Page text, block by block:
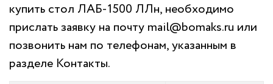
купить стол ЛАБ-1500 ЛЛн, необходимо
прислать заявку на почту mail@bomaks.ru или
позвонить нам по телефонам, указанным в
разделе Контакты.